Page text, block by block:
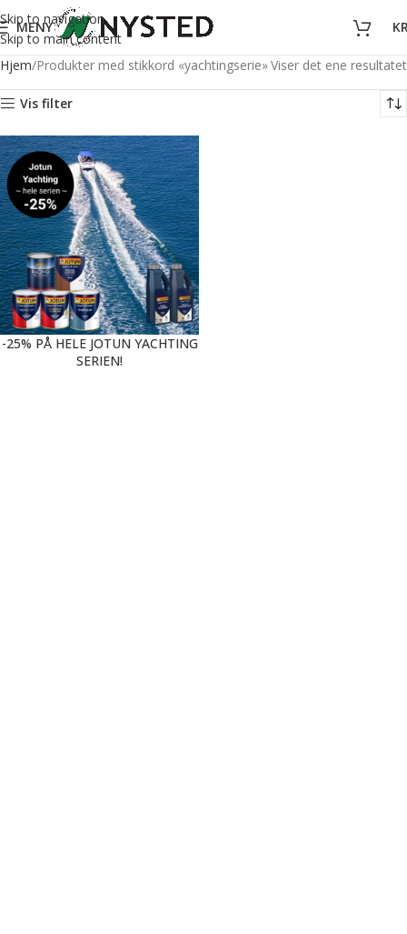
Skip to navigation
Skip to main content
MENY
Hjem Produkter med stikkord «yachtingserie»Viser det ene resultatet
Vis filter
-25% PÅ HELE JOTUN YACHTING
SERIEN!